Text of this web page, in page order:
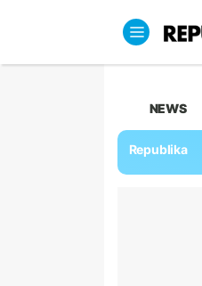
NEWS
Republika